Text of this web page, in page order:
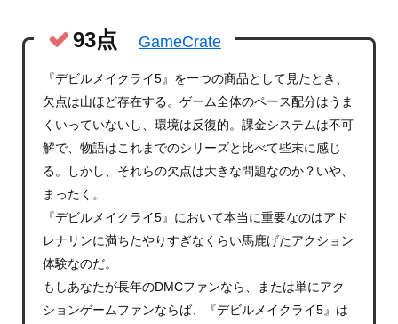
93点 GameCrate
『デビルメイクライ5』を一つの商品として見たとき、
欠点は山ほど存在する。ゲーム全体のペース配分はうま
くいっていないし、環境は反復的。課金システムは不可
解で、物語はこれまでのシリーズと比べて些末に感じ
る。しかし、それらの欠点は大きな問題なのか？いや、
まったく。
『デビルメイクライ5』において本当に重要なのはアド
レナリンに満ちたやりすぎなくらい馬鹿げたアクション
体験なのだ。
もしあなたが長年のDMCファンなら、または単にアク
ションゲームファンならば、『デビルメイクライ5』は